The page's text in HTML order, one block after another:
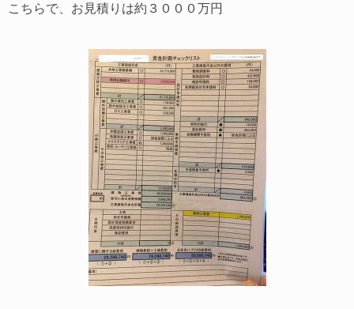
こちらで、お見積りは約３０００万円